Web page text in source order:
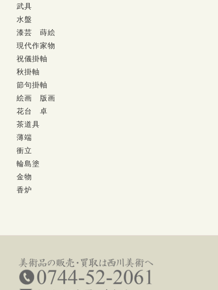
武具
水盤
漆芸 蒔絵
現代作家物
祝儀掛軸
秋掛軸
節句掛軸
絵画 版画
花台 卓
茶道具
薄端
衝立
輪島塗
金物
香炉